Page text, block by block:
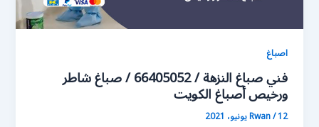
اصباغ
فني صباغ النزهة / 66405052 / صباغ شاطر
ورخيص أصباغ الكويت
Rwan/12 يونيو، 2021